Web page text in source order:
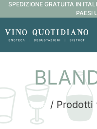
SPEDIZIONE GRATUITA IN
PAESI
Home / Prodotti